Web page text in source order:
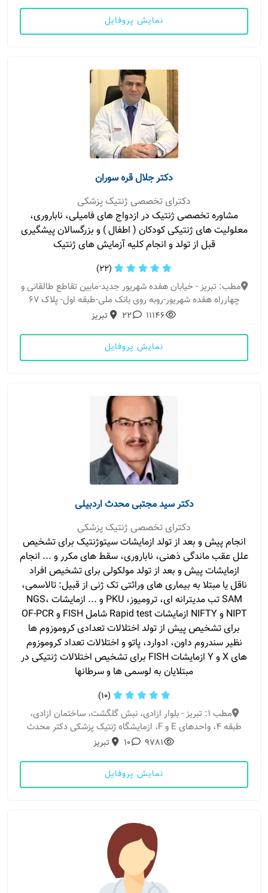
نمایش پروفایل
دکتر جلال قره سوران
دکترای تخصصی ژنتیک پزشکی
مشاوره تخصصی ژنتیک در ازدواج های فامیلی، ناباروری،
معلولیت های ژنتیکی کودکان ( اطفال ) و بزرگسالان پیشگیری
قبل از تولد و انجام کلیه آزمایش های ژنتیک
(22)
مطب: تبریز - خیابان هفده شهریور جدید-مابین تقاطع طالقانی و
چهارراه هفده شهریور-روبه روی بانک ملی-طبقه اول- پلاک 67
11146
22 تبریز
نمایش پروفایل
دکتر سید مجتبی محدث اردبیلی
دکترای تخصصی ژنتیک پزشکی
انجام پیش و بعد از تولد ازمایشات سیتوژنتیک برای تشخیص
علل عقب ماندگی ذهنی، ناباروری، سقط های مکرر و ... انجام
ازمایشات پیش و بعد از تولد مولکولی برای تشخیص افراد
ناقل یا مبتلا به بیماری های وراثتی تک ژنی از قبیل: تالاسمی،
SAM تب مدیترانه ای، ترومیوز، PKU و ... ازمایشات NGS،
NIPT و NIFTY ازمایشات Rapid test شامل FISH و OF-PCR
برای تشخیص پیش از تولد اختلالات تعدادی کروموزوم ها
نظیر سندروم داون، ادوارد، پاتو و اختلالات تعداد کروموزوم
های X و Y ازمایشات FISH برای تشخیص اختلالات ژنتیکی در
مبتلایان به لوسمی ها و سرطانها
(10)
مطب 1: تبریز - بلوار ازادی، نبش گلگشت، ساختمان ازادی،
طبقه 4، واحدهای E و F، ازمایشگاه ژنتیک پزشکی دکتر محدث
9781
10 تبریز
نمایش پروفایل